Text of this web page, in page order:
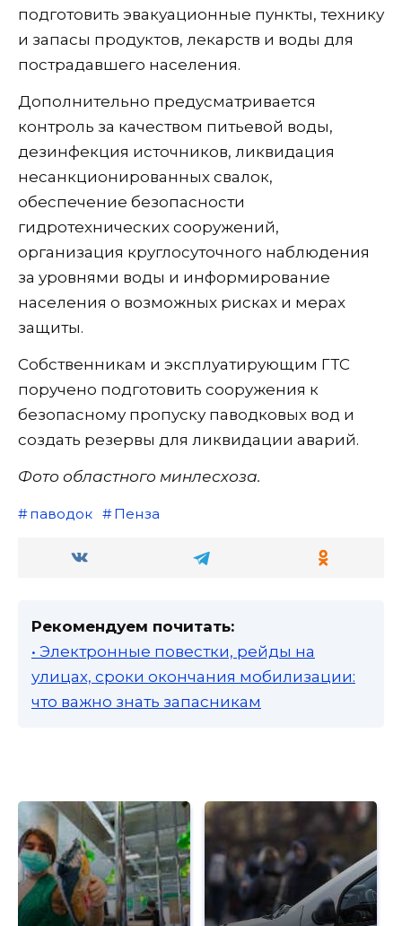
подготовить эвакуационные пункты, технику
и запасы продуктов, лекарств и воды для
пострадавшего населения.
Дополнительно предусматривается
контроль за качеством питьевой воды,
дезинфекция источников, ликвидация
несанкционированных свалок,
обеспечение безопасности
гидротехнических сооружений,
организация круглосуточного наблюдения
за уровнями воды и информирование
населения о возможных рисках и мерах
защиты.
Собственникам и эксплуатирующим ГТС
поручено подготовить сооружения к
безопасному пропуску паводковых вод и
создать резервы для ликвидации аварий.
Фото областного минлесхоза.
паводок Пенза
Рекомендуем почитать:
• Электронные повестки, рейды на
улицах, сроки окончания мобилизации:
что важно знать запасникам